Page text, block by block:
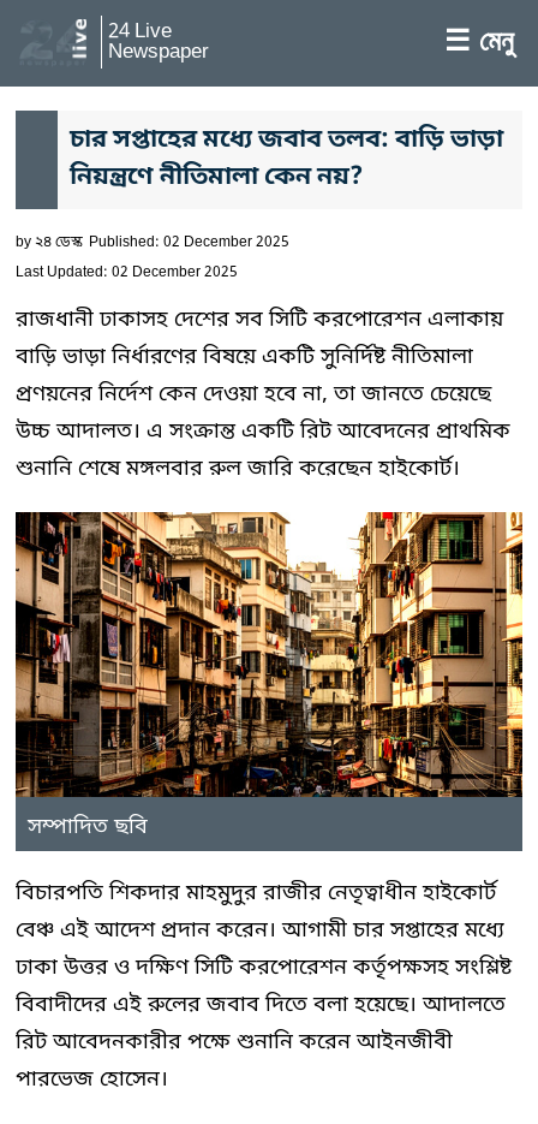
24 Live
Newspaper ☰ মেনু
চার সপ্তাহের মধ্যে জবাব তলব: বাড়ি ভাড়া
নিয়ন্ত্রণে নীতিমালা কেন নয়?
by২৪ ডেস্ক Published: 02 December 2025
Last Updated: 02 December 2025
রাজধানী ঢাকাসহ দেশের সব সিটি করপোরেশন এলাকায়
বাড়ি ভাড়া নির্ধারণের বিষয়ে একটি সুনির্দিষ্ট নীতিমালা
প্রণয়নের নির্দেশ কেন দেওয়া হবে না, তা জানতে চেয়েছে
উচ্চ আদালত। এ সংক্রান্ত একটি রিট আবেদনের প্রাথমিক
শুনানি শেষে মঙ্গলবার রুল জারি করেছেন হাইকোর্ট।
সম্পাদিত ছবি
বিচারপতি শিকদার মাহমুদুর রাজীর নেতৃত্বাধীন হাইকোর্ট
বেঞ্চ এই আদেশ প্রদান করেন। আগামী চার সপ্তাহের মধ্যে
ঢাকা উত্তর ও দক্ষিণ সিটি করপোরেশন কর্তৃপক্ষসহ সংশ্লিষ্ট
বিবাদীদের এই রুলের জবাব দিতে বলা হয়েছে। আদালতে
রিট আবেদনকারীর পক্ষে শুনানি করেন আইনজীবী
পারভেজ হোসেন।